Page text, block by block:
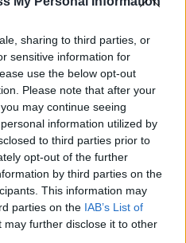
sharing to third parties, or
sensitive information for
use the below opt-out
Please note that after your
may continue seeing
information utilized by
to third parties prior to
opt-out of the further
by third parties on the
This information may
parties on the IAB’s List of
may further disclose it to other
Ο σκηνοθέτης Κώστας